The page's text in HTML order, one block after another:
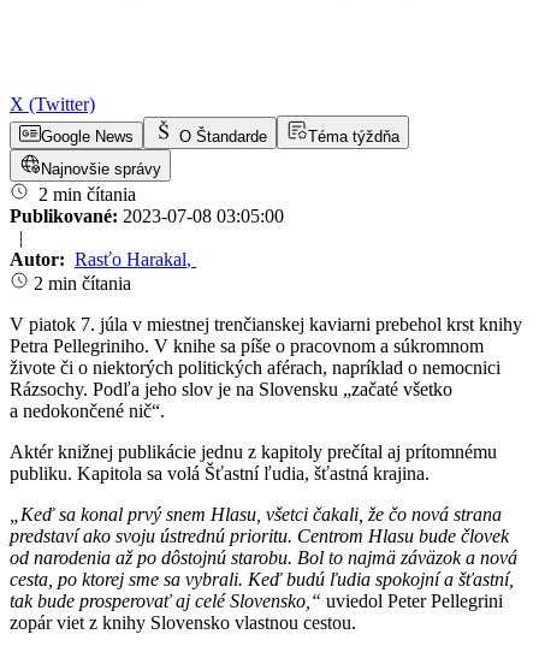
X (Twitter)
Google News O Štandarde
Téma týždňa
Najnovšie správy
2 min čítania
Publikované: 2023-07-08 03:05:00
|
Autor: Rasťo Harakal,
2 min čítania
V piatok 7. júla v miestnej trenčianskej kaviarni prebehol krst knihy
Petra Pellegriniho. V knihe sa píše o pracovnom a súkromnom
živote či o niektorých politických aférach, napríklad o nemocnici
Rázsochy. Podľa jeho slov je na Slovensku „začaté všetko
a nedokončené nič“.
Aktér knižnej publikácie jednu z kapitoly prečítal aj prítomnému
publiku. Kapitola sa volá Šťastní ľudia, šťastná krajina.
„Keď sa konal prvý snem Hlasu, všetci čakali, že čo nová strana
predstaví ako svoju ústrednú prioritu. Centrom Hlasu bude človek
od narodenia až po dôstojnú starobu. Bol to najmä záväzok a nová
cesta, po ktorej sme sa vybrali. Keď budú ľudia spokojní a šťastní,
tak bude prosperovať aj celé Slovensko,“ uviedol Peter Pellegrini
zopár viet z knihy Slovensko vlastnou cestou.